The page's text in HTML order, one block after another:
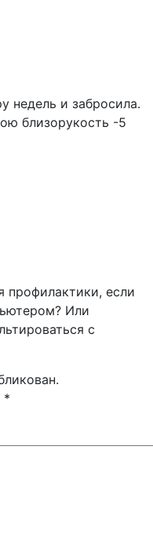
недель и забросила.
близорукость -5
если
Или
с
*